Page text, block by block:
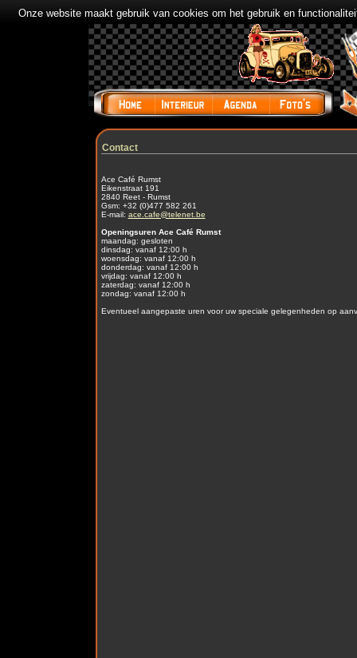
Contact
Ace Café Rumst
Eikenstraat 191
2840 Reet - Rumst
Gsm: +32 (0)477 582 261
E-mail: ace.cafe@telenet.be
Openingsuren Ace Café Rumst
maandag: gesloten
dinsdag: vanaf 12:00 h
woensdag: vanaf 12:00 h
donderdag: vanaf 12:00 h
vrijdag: vanaf 12:00 h
zaterdag: vanaf 12:00 h
zondag: vanaf 12:00 h
Eventueel aangepaste uren voor uw speciale gelegenheden op
Onze website maakt gebruik van cookies om het gebruik en